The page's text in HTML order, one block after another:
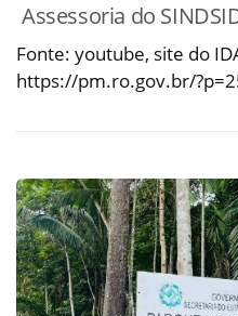
Assessoria do
Fonte: youtube, site do
https://pm.ro.gov.br/